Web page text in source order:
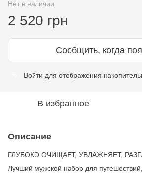
Нет в наличии
2 520 грн
Сообщить, когда
Войти для отображения
В избранное
Описание
ГЛУБОКО ОЧИЩАЕТ, УВЛАЖНЯЕТ,
Лучший мужской набор для